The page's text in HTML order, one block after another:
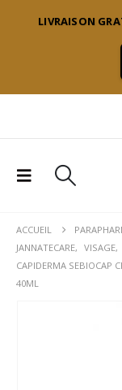
LIVRAISON
ACCUEIL
JANNATECARE, VISAGE,
CAPIDERMA SEBIOCAP
40ML